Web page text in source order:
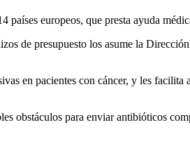
europeos, que presta ayuda
de presupuesto los asume la
en pacientes con cáncer, y les facilita
obstáculos para enviar antibióticos